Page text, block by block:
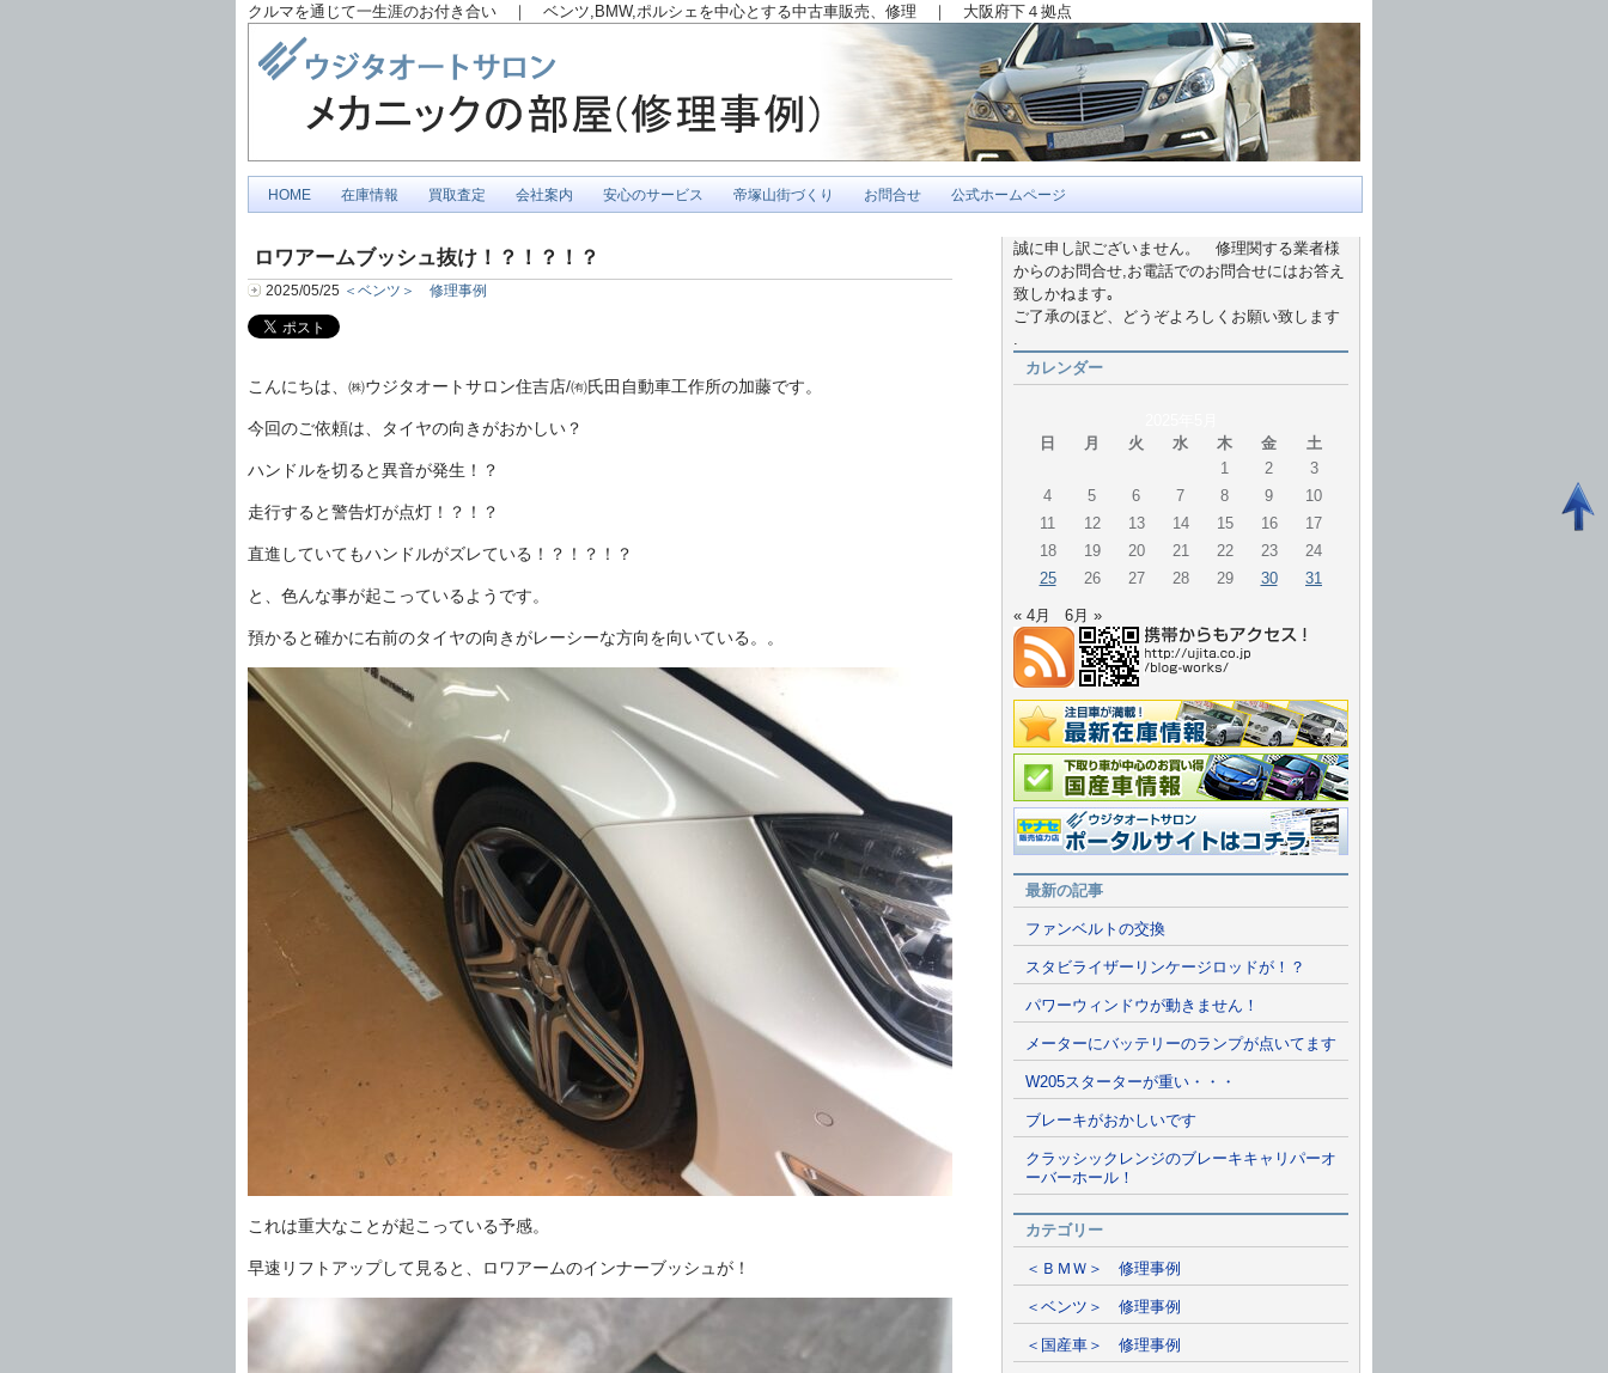
クルマを通じて一生涯のお付き合い ｜ ベンツ,BMW,ポルシェを中心とする中古車販売、修理 ｜ 大阪府下４拠点
HOME 在庫情報 買取査定 会社案内 安心のサービス 帝塚山街づくり お問合せ 公式ホームページ
ロワアームブッシュ抜け！？！？！？
2025/05/25 ＜ベンツ＞ 修理事例
こんにちは、㈱ウジタオートサロン住吉店/㈲氏田自動車工作所の加藤です。
今回のご依頼は、タイヤの向きがおかしい？
ハンドルを切ると異音が発生！？
走行すると警告灯が点灯！？！？
直進していてもハンドルがズレている！？！？！？
と、色んな事が起こっているようです。
預かると確かに右前のタイヤの向きがレーシーな方向を向いている。。
これは重大なことが起こっている予感。
早速リフトアップして見ると、ロワアームのインナーブッシュが！
誠に申し訳ございません。 修理関する業者様
からのお問合せ,お電話でのお問合せにはお答え
致しかねます｡
ご了承のほど、どうぞよろしくお願い致します
.
カレンダー
日
月 火 水 木 金
土
1
2
3
4
5 6 7 8 9
10
11
12 13 14 15 16
17
18
19 20 21 22 23
24
25
26 27 28 29 30 31
« 4月 6月 »
在庫情報一覧を見る
国産車情報
最新の記事
ファンベルトの交換
スタビライザーリンケージロッドが！？
パワーウィンドウが動きません！
メーターにバッテリーのランプが点いてます
W205スターターが重い・・・
ブレーキがおかしいです
クラッシックレンジのブレーキキャリパーオ
ーバーホール！
カテゴリー
＜ＢＭＷ＞ 修理事例
＜ベンツ＞ 修理事例
＜国産車＞ 修理事例